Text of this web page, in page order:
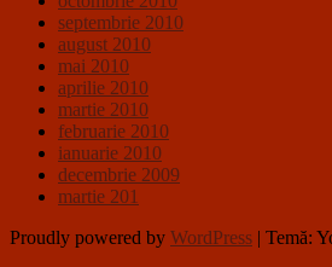
septembrie 2010
august 2010
mai 2010
aprilie 2010
martie 2010
februarie 2010
ianuarie 2010
decembrie 2009
martie 201
Proudly powered by WordPress | Temă: